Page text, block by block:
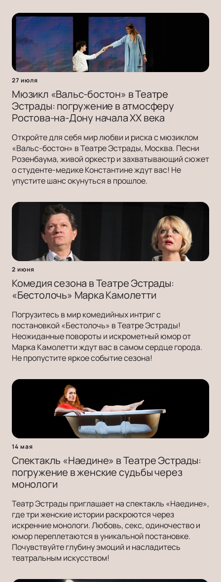
27 июля
Мюзикл «Вальс-бостон» в Театре
Эстрады: погружение в атмосферу
Ростова-на-Дону начала ХХ века
Откройте для себя мир любви и риска с мюзиклом
«Вальс-бостон» в Театре Эстрады, Москва. Песни
Розенбаума, живой оркестр и захватывающий сюжет
о студенте-медике Константине ждут вас! Не
упустите шанс окунуться в прошлое.
2 июня
Комедия сезона в Театре Эстрады:
«Бестолочь» Марка Камолетти
Погрузитесь в мир комедийных интриг с
постановкой «Бестолочь» в Театре Эстрады!
Неожиданные повороты и искрометный юмор от
Марка Камолетти ждут вас в самом сердце города.
Не пропустите яркое событие сезона!
14 мая
Спектакль «Наедине» в Театре Эстрады:
погружение в женские судьбы через
монологи
Театр Эстрады приглашает на спектакль «Наедине»,
где три женские истории раскроются через
искренние монологи. Любовь, секс, одиночество и
юмор переплетаются в уникальной постановке.
Почувствуйте глубину эмоций и насладитесь
театральным искусством!